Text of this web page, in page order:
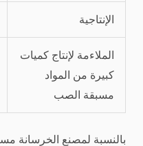
الإنتاجية
الملاءمة لإنتاج كميات
كبيرة من المواد
مسبقة الصب
بالنسبة لمصنع الخرسانة